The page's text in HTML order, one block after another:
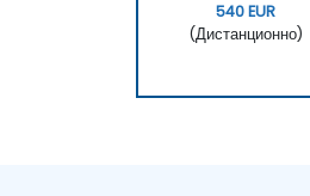
540 EUR
(Дистанционно)